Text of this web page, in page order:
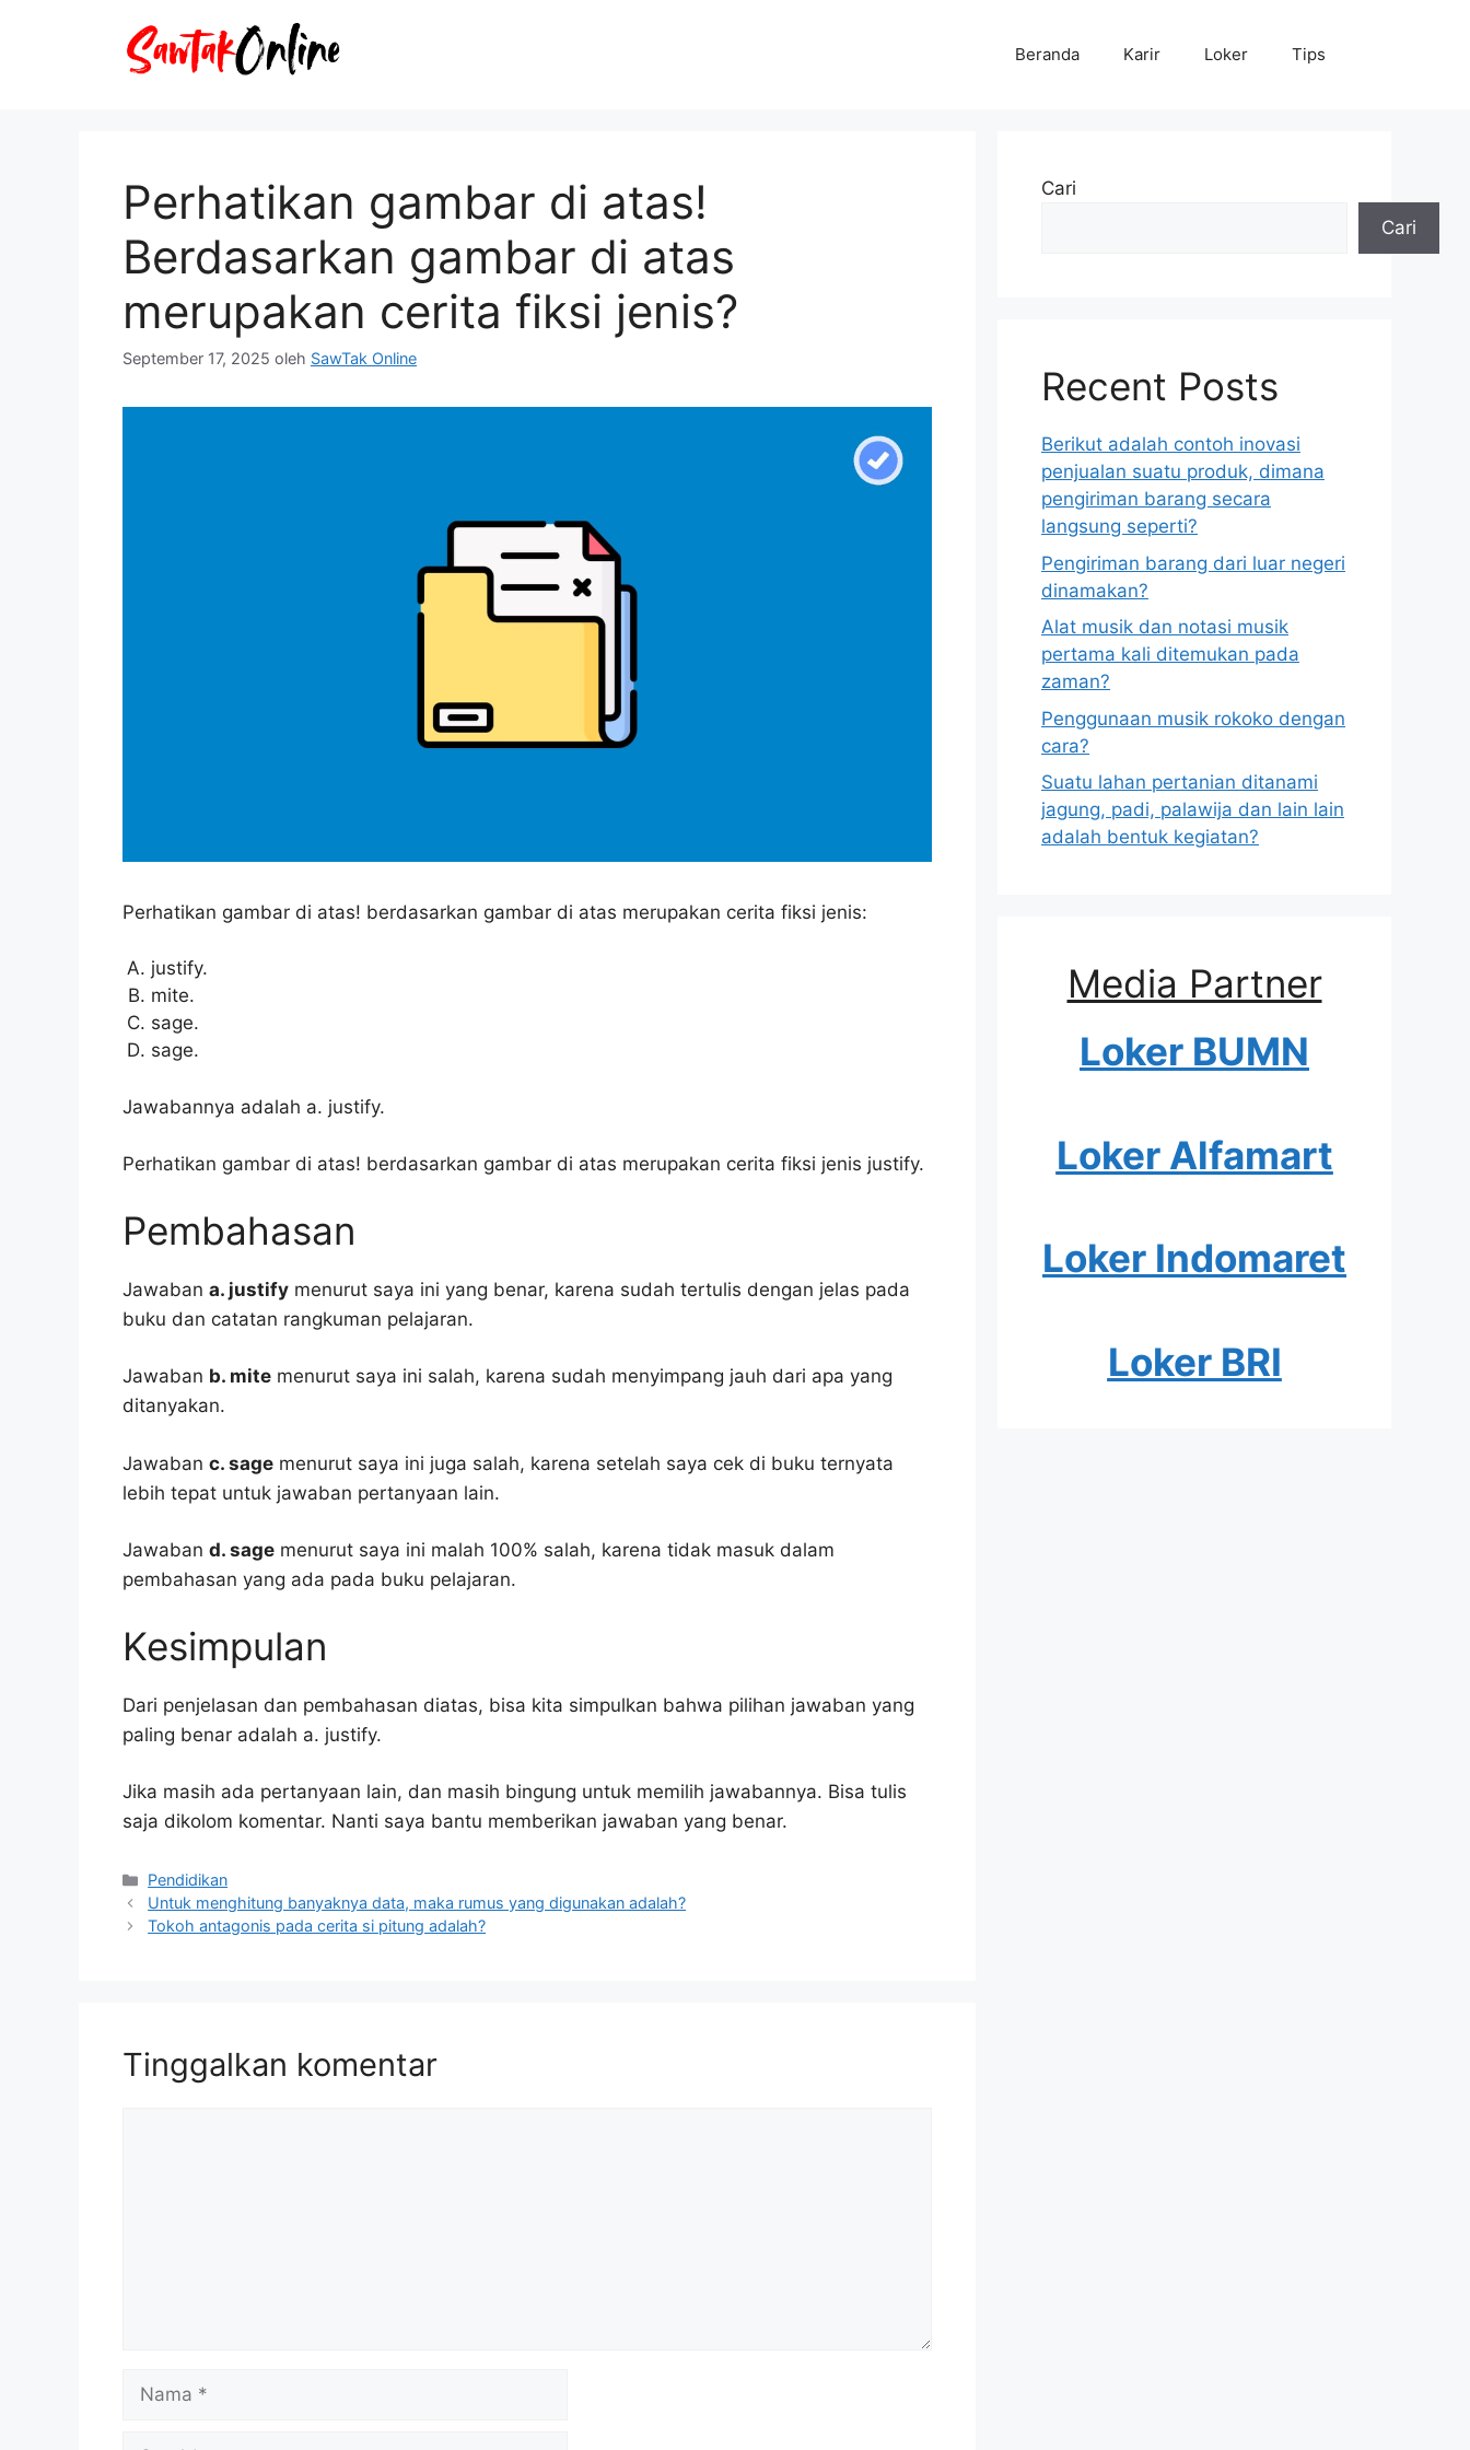
Beranda Karir Loker Tips
Perhatikan gambar di atas!
Berdasarkan gambar di atas
merupakan cerita fiksi jenis?
September 17, 2025 oleh SawTak Online
Perhatikan gambar di atas! berdasarkan gambar di atas merupakan cerita fiksi jenis:
justify.
mite.
sage.
sage.
Jawabannya adalah a. justify.
Perhatikan gambar di atas! berdasarkan gambar di atas merupakan cerita fiksi jenis justify.
Pembahasan
Jawaban a. justify menurut saya ini yang benar, karena sudah tertulis dengan jelas pada
buku dan catatan rangkuman pelajaran.
Jawaban b. mite menurut saya ini salah, karena sudah menyimpang jauh dari apa yang
ditanyakan.
Jawaban c. sage menurut saya ini juga salah, karena setelah saya cek di buku ternyata
lebih tepat untuk jawaban pertanyaan lain.
Jawaban d. sage menurut saya ini malah 100% salah, karena tidak masuk dalam
pembahasan yang ada pada buku pelajaran.
Kesimpulan
Dari penjelasan dan pembahasan diatas, bisa kita simpulkan bahwa pilihan jawaban yang
paling benar adalah a. justify.
Jika masih ada pertanyaan lain, dan masih bingung untuk memilih jawabannya. Bisa tulis
saja dikolom komentar. Nanti saya bantu memberikan jawaban yang benar.
Kategori
Pendidikan
Untuk menghitung banyaknya data, maka rumus yang digunakan adalah?
Tokoh antagonis pada cerita si pitung adalah?
Tinggalkan komentar
Nama
Surel
Cari
Cari
Recent Posts
Berikut adalah contoh inovasi
penjualan suatu produk, dimana
pengiriman barang secara
langsung seperti?
Pengiriman barang dari luar negeri
dinamakan?
Alat musik dan notasi musik
pertama kali ditemukan pada
zaman?
Penggunaan musik rokoko dengan
cara?
Suatu lahan pertanian ditanami
jagung, padi, palawija dan lain lain
adalah bentuk kegiatan?
Media Partner
Loker BUMN
Loker Alfamart
Loker Indomaret
Loker BRI